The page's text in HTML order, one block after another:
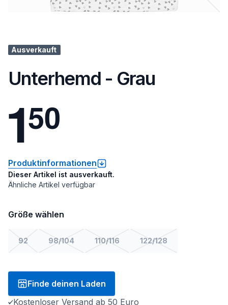
Ausverkauft
Unterhemd - Grau
150
Produktinformationen
Dieser Artikel ist ausverkauft.
Ähnliche Artikel verfügbar
Größe wählen
92 98/104 110/116 122/128
Finde deinen Laden
Kostenloser Versand ab 50 Euro